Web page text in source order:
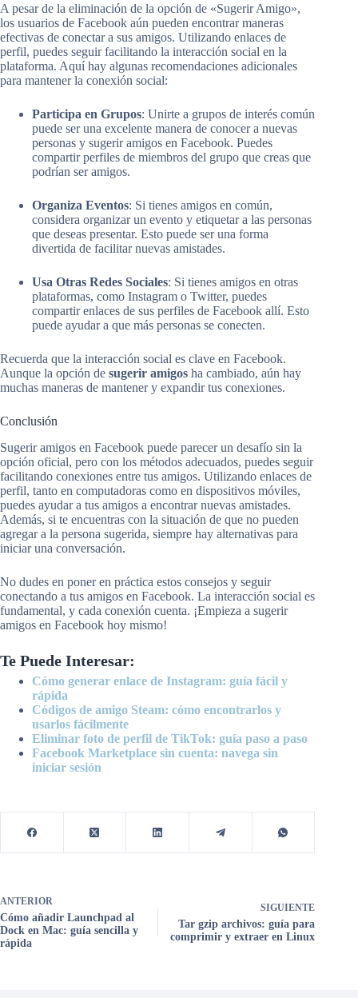
A pesar de la eliminación de la opción de «Sugerir Amigo»,
los usuarios de Facebook aún pueden encontrar maneras
efectivas de conectar a sus amigos. Utilizando enlaces de
perfil, puedes seguir facilitando la interacción social en la
plataforma. Aquí hay algunas recomendaciones adicionales
para mantener la conexión social:
Participa en Grupos: Unirte a grupos de interés común
puede ser una excelente manera de conocer a nuevas
personas y sugerir amigos en Facebook. Puedes
compartir perfiles de miembros del grupo que creas que
podrían ser amigos.
Organiza Eventos: Si tienes amigos en común,
considera organizar un evento y etiquetar a las personas
que deseas presentar. Esto puede ser una forma
divertida de facilitar nuevas amistades.
Usa Otras Redes Sociales: Si tienes amigos en otras
plataformas, como Instagram o Twitter, puedes
compartir enlaces de sus perfiles de Facebook allí. Esto
puede ayudar a que más personas se conecten.
Recuerda que la interacción social es clave en Facebook.
Aunque la opción de sugerir amigos ha cambiado, aún hay
muchas maneras de mantener y expandir tus conexiones.
Conclusión
Sugerir amigos en Facebook puede parecer un desafío sin la
opción oficial, pero con los métodos adecuados, puedes seguir
facilitando conexiones entre tus amigos. Utilizando enlaces de
perfil, tanto en computadoras como en dispositivos móviles,
puedes ayudar a tus amigos a encontrar nuevas amistades.
Además, si te encuentras con la situación de que no pueden
agregar a la persona sugerida, siempre hay alternativas para
iniciar una conversación.
No dudes en poner en práctica estos consejos y seguir
conectando a tus amigos en Facebook. La interacción social es
fundamental, y cada conexión cuenta. ¡Empieza a sugerir
amigos en Facebook hoy mismo!
Te Puede Interesar:
Cómo generar enlace de Instagram: guía fácil y
rápida
Códigos de amigo Steam: cómo encontrarlos y
usarlos fácilmente
Eliminar foto de perfil de TikTok: guía paso a paso
Facebook Marketplace sin cuenta: navega sin
iniciar sesión
ANTERIOR
Cómo añadir Launchpad al
Dock en Mac: guía sencilla y
rápida
SIGUIENTE
Tar gzip archivos: guía para
comprimir y extraer en Linux